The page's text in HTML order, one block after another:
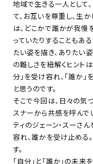
地域で生きる一人として
て、お互いを尊重し、生
は、どこかで誰かが我慢
っていたりすることもあ
たい姿を描き、ありたい
の難しさを紐解くヒント
分」を受け容れ、「誰か
と思うのです。
そこで今回は、日々の気
スナーから共感を呼んで
ティのジェーン・スーさ
容れ、誰かを受け止める
す。
「自分」と「誰か」の未来